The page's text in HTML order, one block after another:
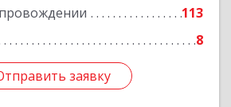
113
8
заявку
заявку